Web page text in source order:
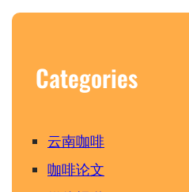
Categories
云南咖啡
咖啡论文